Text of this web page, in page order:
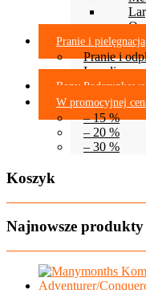
Pranie i pielęgnacja
Pranie i
Bony Podarunkowe
W promocyjnej
– 15 %
– 20 %
– 30 %
Koszyk
Najnowsze produkty